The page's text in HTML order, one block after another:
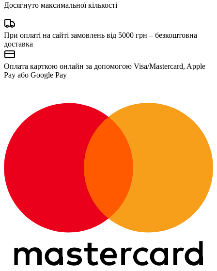
Досягнуто максимальної кількості
При оплаті на сайті замовлень від 5000 грн – безкоштовна
доставка
Оплата карткою онлайн за допомогою Visa/Mastercard, Apple
Pay або Google Pay